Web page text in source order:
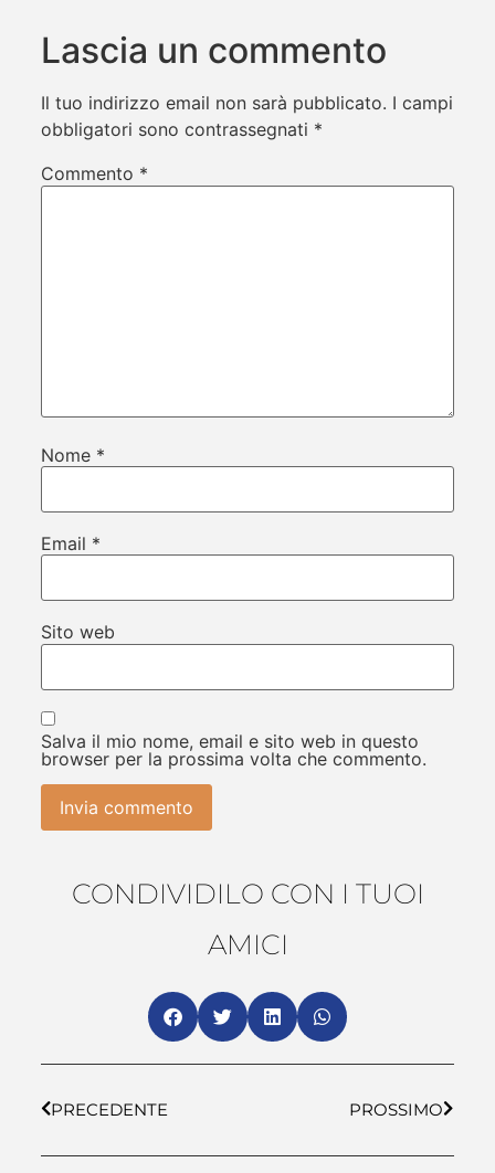
Lascia un commento
Il tuo indirizzo email non sarà pubblicato. I campi
obbligatori sono contrassegnati *
Commento *
Nome *
Email *
Sito web
Salva il mio nome, email e sito web in questo
browser per la prossima volta che commento.
CONDIVIDILO CON I TUOI
AMICI
PRECEDENTE PROSSIMO